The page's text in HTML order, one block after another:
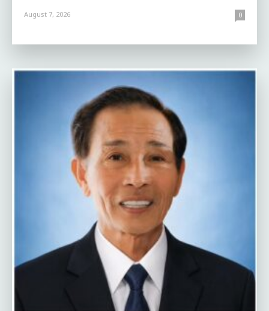
August 7, 2026 0